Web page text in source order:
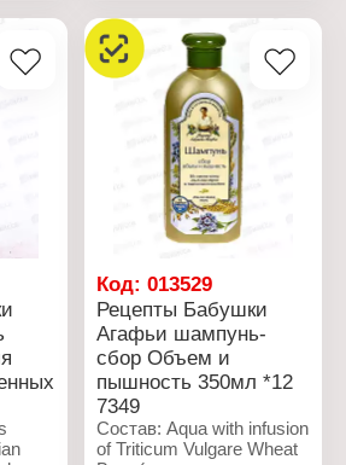
Tilia Platyphyllos Flower
Water, Origanum Vulgare
Flower/Leaf/Stem Water,
Epilobium Fleischeri
Extract, Chamomilla
Recutita Flower Water,
Salvia Officinalis Leaf
Water, Tussilago Farfara
Flower/Leaf Extract,
Bidens Tripartita Flower
Water, Rhaponticum
Extract, Achillea
Millefolium Extract, Urtica
Dioica Extract, Malva
Sylvestris Flower Extract,
Melilotus Officinalis
Extract, Aralia
Mandshurica Root Extract,
Phellodendron Amurense
Extract, Hesperis Sibirica
Flower/Leaf/Stem Extract,
Код:013529
Рецепты Бабушки
Агафьи шампунь-
сбор Объем и
пышность 350мл *12
7349
Состав: Aqua with infusion
of Triticum Vulgare Wheat